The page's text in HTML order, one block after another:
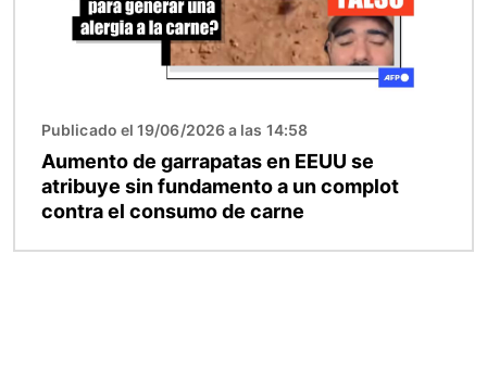
Publicado el 19/06/2026 a las 14:58
Aumento de garrapatas en EEUU se
atribuye sin fundamento a un complot
contra el consumo de carne